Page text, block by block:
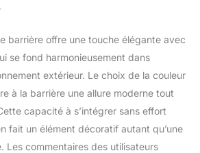
barrière offre une touche élégante avec
se fond harmonieusement dans
extérieur. Le choix de la couleur
à la barrière une allure moderne tout
capacité à s’intégrer sans effort
fait un élément décoratif autant qu’une
Les commentaires des utilisateurs